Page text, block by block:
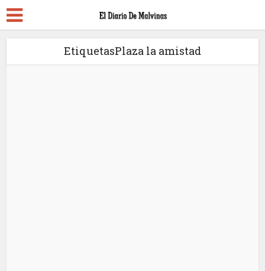
EtiquetasPlaza la amistad